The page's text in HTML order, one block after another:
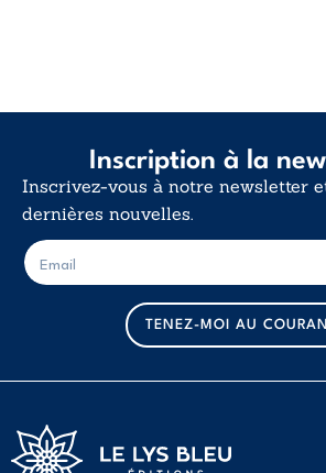
Inscription à la
Inscrivez-vous à notre newsletter
dernières nouvelles.
m
a
i
l
E
-
m
TENEZ-MOI AU